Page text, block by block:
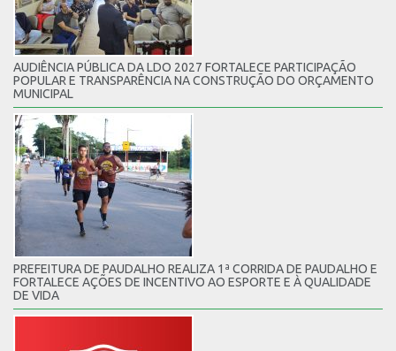
AUDIÊNCIA PÚBLICA DA LDO 2027 FORTALECE PARTICIPAÇÃO
POPULAR E TRANSPARÊNCIA NA CONSTRUÇÃO DO ORÇAMENTO
MUNICIPAL
PREFEITURA DE PAUDALHO REALIZA 1ª CORRIDA DE PAUDALHO E
FORTALECE AÇÕES DE INCENTIVO AO ESPORTE E À QUALIDADE
DE VIDA